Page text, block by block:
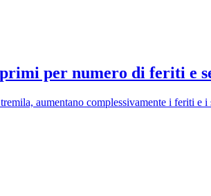
per numero di feriti e
aumentano complessivamente i feriti e i